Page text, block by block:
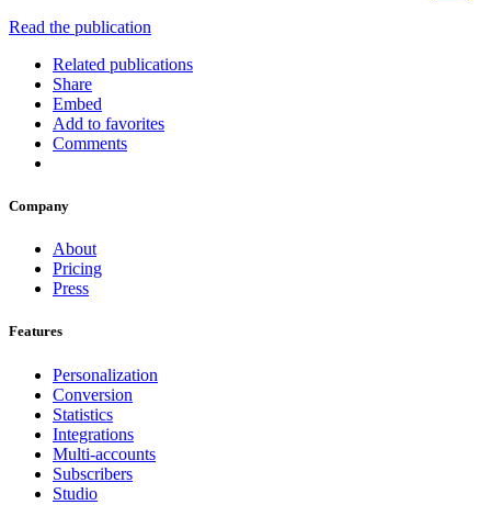
Read the publication
Related publications
Share
Embed
Add to favorites
Comments
Company
About
Pricing
Press
Features
Personalization
Conversion
Statistics
Integrations
Multi-accounts
Subscribers
Studio